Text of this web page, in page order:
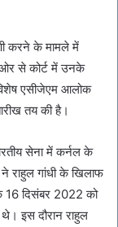
करने के मामले में
ओर से कोर्ट में उनके
एसीजेएम आलोक
तय की है।
सेना में कर्नल के
राहुल गांधी के खिलाफ
16 दिसंबर 2022 को
थे। इस दौरान राहुल